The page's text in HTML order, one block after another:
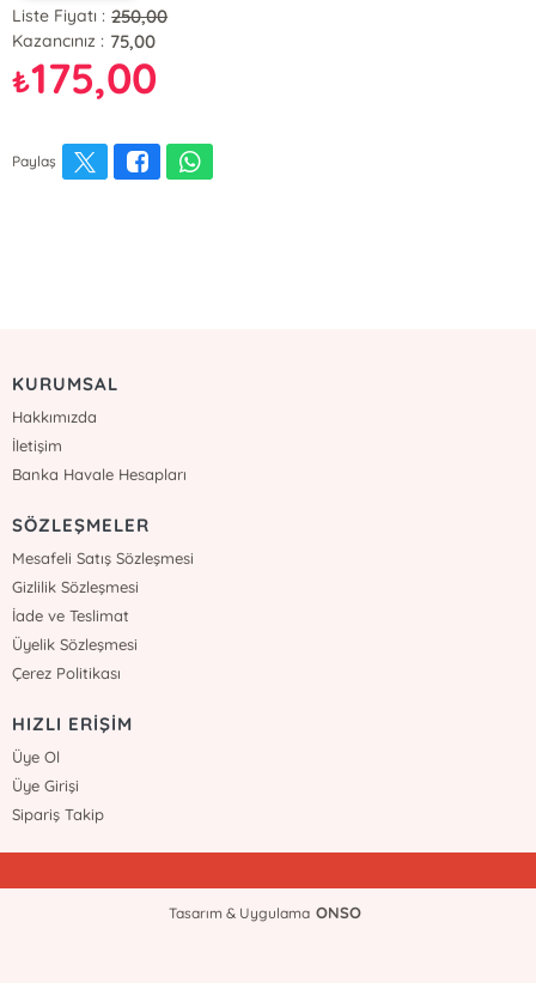
Liste Fiyatı : 250,00
Kazancınız : 75,00
₺175,00
Paylaş
KURUMSAL
Hakkımızda
İletişim
Banka Havale Hesapları
SÖZLEŞMELER
Mesafeli Satış Sözleşmesi
Gizlilik Sözleşmesi
İade ve Teslimat
Üyelik Sözleşmesi
Çerez Politikası
HIZLI ERİŞİM
Üye Ol
Üye Girişi
Sipariş Takip
Tasarım & Uygulama ONSO